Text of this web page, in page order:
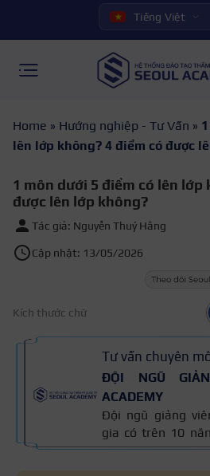
Tiếng Việt
Home » Hướng nghiệp - Tư Vấn »
lên lớp không? 4 điểm có được
1 môn dưới 5 điểm có lên lớp
được lên lớp không?
Tác giả: Nguyễn Thuý Hằng
Cập nhật: 13/05/2026
Kích thước chữ
Tư vấn chuyên
ĐỘI NGŨ
ACADEMY
Đội ngũ giảng
gia có trên 10
tạo nghề và